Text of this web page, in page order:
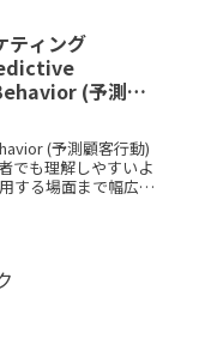
ティング
(予測顧
(予測顧客行動)
でも理解しやすいよ
する場面まで幅広く